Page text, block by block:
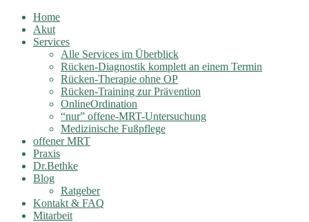
Home
Akut
Services
Alle Services im Überblick
Rücken-Diagnostik komplett an einem Termin
Rücken-Therapie ohne OP
Rücken-Training zur Prävention
OnlineOrdination
“nur” offene-MRT-Untersuchung
Medizinische Fußpflege
offener MRT
Praxis
Dr.Bethke
Blog
Ratgeber
Kontakt & FAQ
Mitarbeit